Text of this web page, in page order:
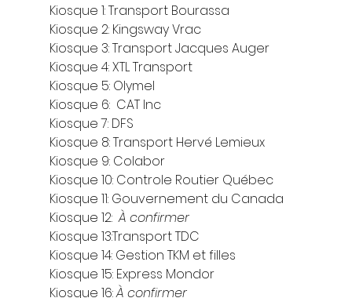
Kiosque 1: Transport Bourassa
Kiosque 2: Kingsway Vrac
Kiosque 3: Transport Jacques Auger
Kiosque 4: XTL Transport
Kiosque 5: Olymel
Kiosque 6:  CAT Inc
Kiosque 7: DFS
Kiosque 8: Transport Hervé Lemieux
Kiosque 9: Colabor
Kiosque 10: Controle Routier Québec
Kiosque 11: Gouvernement du Canada
Kiosque 12: À confirmer
Kiosque 13:Transport TDC
Kiosque 14: Gestion TKM et filles
Kiosque 15: Express Mondor
Kiosque 16: À confirmer